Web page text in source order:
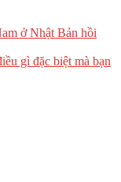
ở Nhật Bản hồi
gì đặc biệt mà bạn